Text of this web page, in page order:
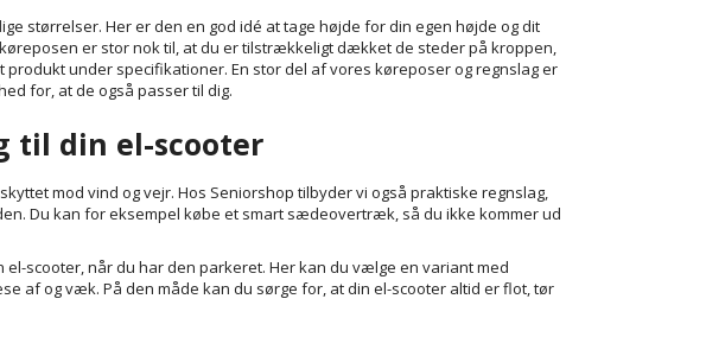
størrelser. Her er den en god idé at tage højde for din egen højde og dit
er stor nok til, at du er tilstrækkeligt dækket de steder på kroppen,
under specifikationer. En stor del af vores køreposer og regnslag er
for, at de også passer til dig.
til din el-scooter
mod vind og vejr. Hos Seniorshop tilbyder vi også praktiske regnslag,
Du kan for eksempel købe et smart sædeovertræk, så du ikke kommer ud
scooter, når du har den parkeret. Her kan du vælge en variant med
af og væk. På den måde kan du sørge for, at din el-scooter altid er flot, tør